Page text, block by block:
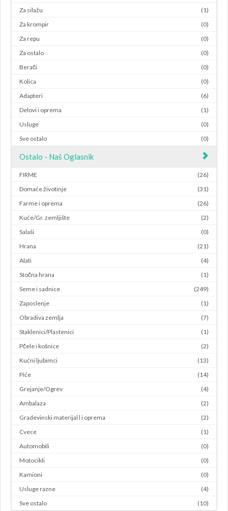
Za silažu
(1)
Za krompir
(0)
Za repu
(0)
Za ostalo
(0)
Berači
(0)
Kolica
(0)
Adapteri
(6)
Delovi i oprema
(1)
Usluge
(0)
Sve ostalo
(0)
Ostalo - Naš Oglasnik
FIRME
(26)
Domaće životinje
(31)
Farme i oprema
(26)
Kuće/Gr. zemljište
(2)
Salaši
(0)
Hrana
(21)
Alati
(4)
Stočna hrana
(1)
Seme i sadnice
(249)
Zaposlenje
(1)
Obradiva zemlja
(7)
Staklenici/Plastenici
(1)
Pčele i košnice
(2)
Kućni ljubimci
(13)
Piće
(14)
Grejanje/Ogrev
(4)
Ambalaza
(2)
Gradevinski materijal l i oprema
(2)
Cvece
(1)
Automobili
(0)
Motocikli
(0)
Kamioni
(0)
Usluge razne
(4)
Sve ostalo
(10)